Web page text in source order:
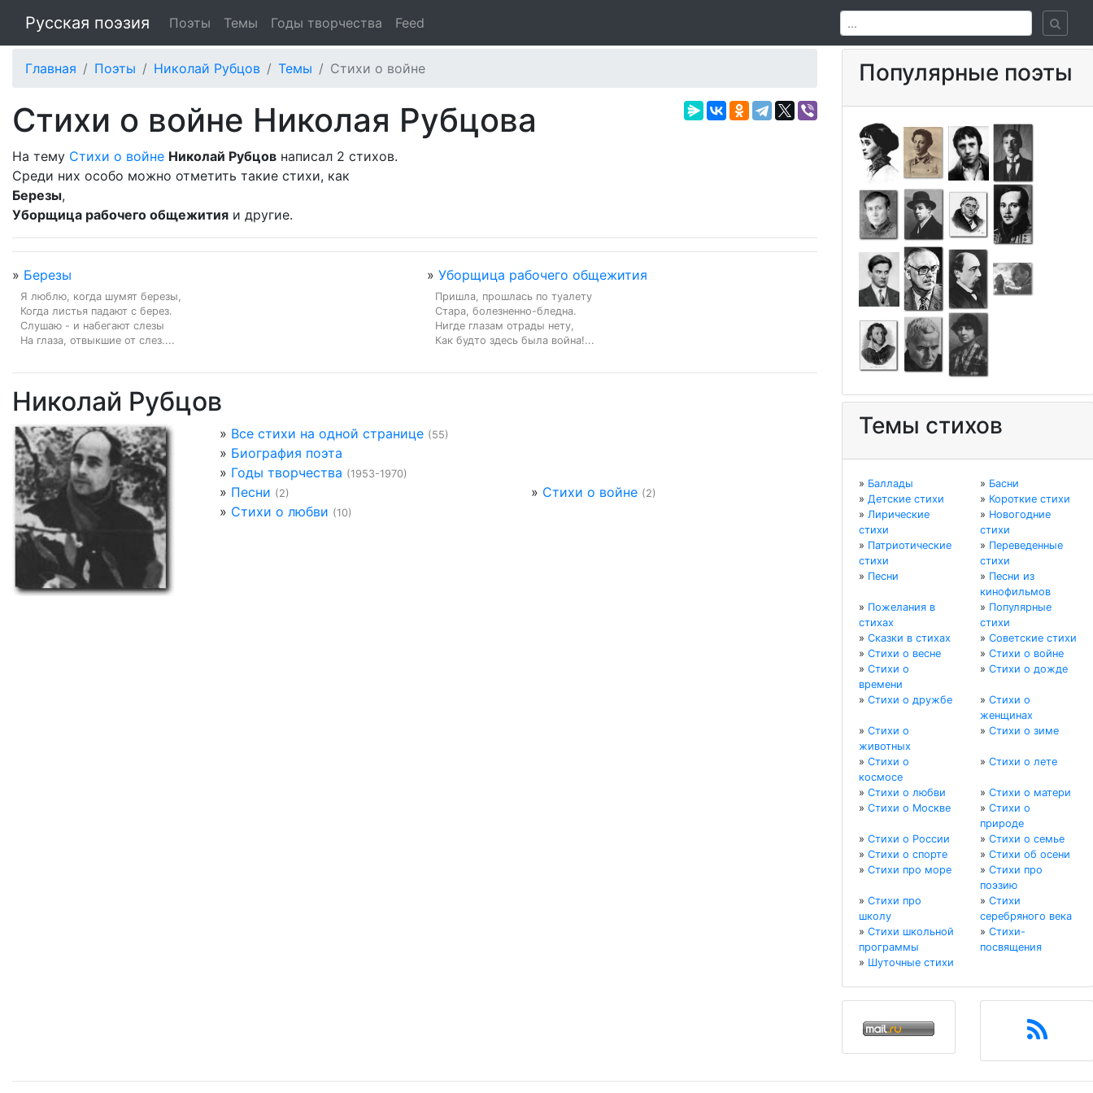
Русская поэзия Поэты Темы Годы творчества Feed
Главная Поэты Николай Рубцов Темы Стихи о войне
Стихи о войне Николая Рубцова
На тему Стихи о войне Николай Рубцов написал 2 стихов.
Среди них особо можно отметить такие стихи, как
Березы,
Уборщица рабочего общежития и другие.
» Березы
Я люблю, когда шумят березы,
Когда листья падают с берез.
Слушаю - и набегают слезы
На глаза, отвыкшие от слез....
» Уборщица рабочего общежития
Пришла, прошлась по туалету
Стара, болезненно-бледна.
Нигде глазам отрады нету,
Как будто здесь была война!...
Николай Рубцов
» Все стихи на одной странице (55)
» Биография поэта
» Годы творчества (1953-1970)
» Песни (2) » Стихи о войне (2)
» Стихи о любви (10)
Популярные поэты
Темы стихов
» Баллады » Басни
» Детские стихи » Короткие стихи
» Лирические
стихи
» Новогодние
стихи
» Патриотические
стихи
» Переведенные
стихи
» Песни » Песни из
кинофильмов
» Пожелания в
стихах
» Популярные
стихи
» Сказки в стихах » Советские стихи
» Стихи о весне » Стихи о войне
» Стихи о
времени
» Стихи о дожде
» Стихи о дружбе » Стихи о
женщинах
» Стихи о
животных
» Стихи о зиме
» Стихи о
космосе
» Стихи о лете
» Стихи о любви » Стихи о матери
» Стихи о Москве » Стихи о
природе
» Стихи о России » Стихи о семье
» Стихи о спорте » Стихи об осени
» Стихи про море » Стихи про
поэзию
» Стихи про
школу
» Стихи
серебряного века
» Стихи школьной
программы
» Стихи-
посвящения
» Шуточные стихи